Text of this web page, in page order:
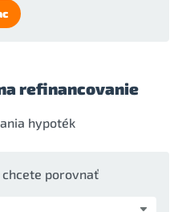
refinancovanie
hypoték
porovnať